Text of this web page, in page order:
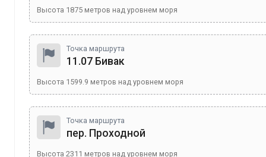
Высота 1875 метров над уровнем моря
Точка маршрута
11.07 Бивак
Высота 1599.9 метров над уровнем моря
Точка маршрута
пер. Проходной
Высота 2311 метров над уровнем моря